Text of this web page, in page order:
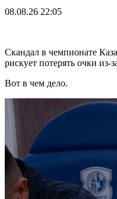
08.08.26 22:05
Скандал в чемпионате
рискует потерять очки из-
Вот в чем дело.